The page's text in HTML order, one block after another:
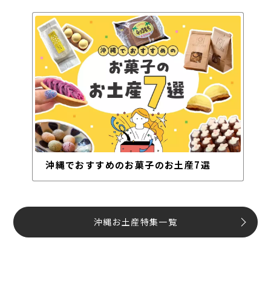
沖縄でおすすめのお菓子のお土産7選
沖縄お土産特集一覧